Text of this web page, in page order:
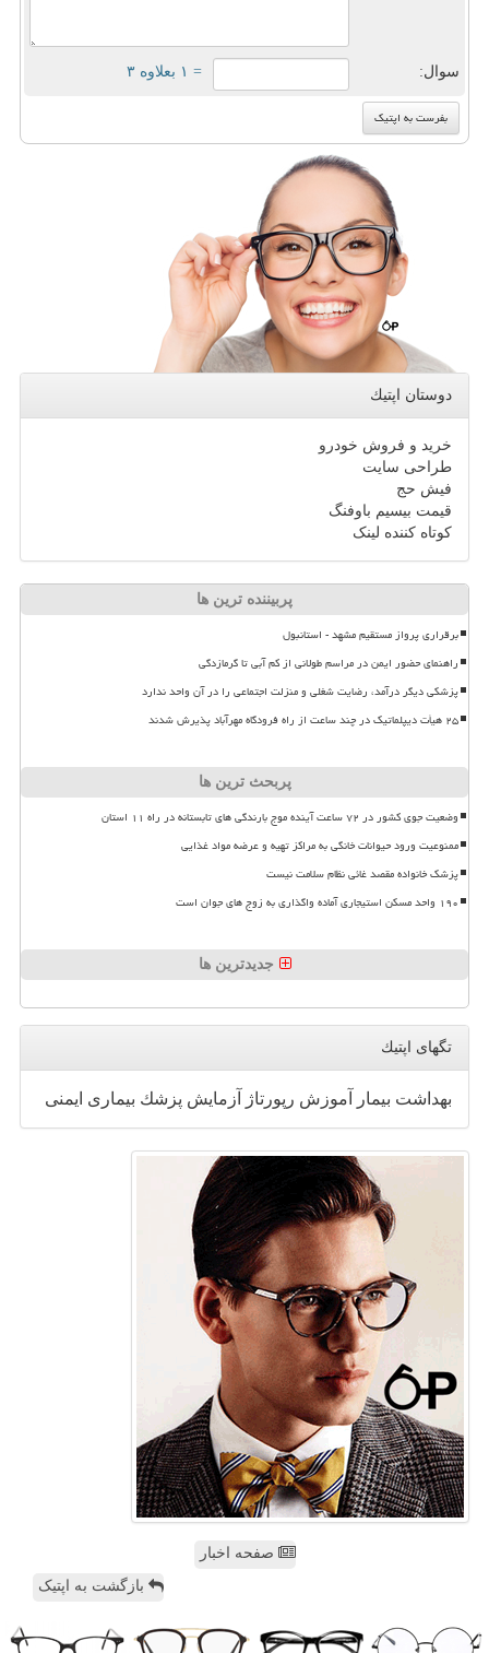
سوال: = ۱ بعلاوه ۳
دوستان اپتیك
خرید و فروش خودرو
طراحی سایت
فیش حج
قیمت بیسیم باوفنگ
کوتاه کننده لینک
پربیننده ترین ها
برقراری پرواز مستقیم مشهد - استانبول
راهنمای حضور ایمن در مراسم طولانی از کم آبی تا گرمازدگی
پزشکی دیگر درآمد، رضایت شغلی و منزلت اجتماعی را در آن واحد ندارد
۲۵ هیأت دیپلماتیک در چند ساعت از راه فرودگاه مهرآباد پذیرش شدند
پربحث ترین ها
وضعیت جوی کشور در ۷۲ ساعت آینده موج بارندگی های تابستانه در راه ۱۱ استان
ممنوعیت ورود حیوانات خانگی به مراکز تهیه و عرضه مواد غذایی
پزشک خانواده مقصد غائی نظام سلامت نیست
۱۹۰ واحد مسکن استیجاری آماده واگذاری به زوج های جوان است
جدیدترین ها
تگهای اپتیك
بهداشت بیمار آموزش رپورتاژ آزمایش پزشك بیماری ایمنی
صفحه اخبار
بازگشت به اپتیک